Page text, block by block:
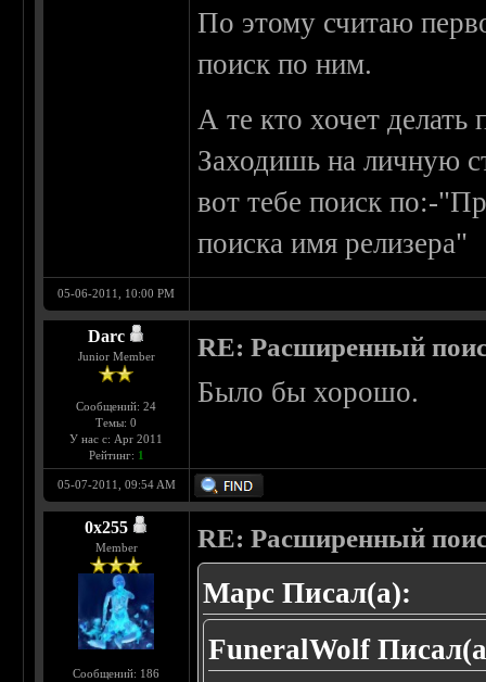
По этому считаю
поиск по ним.
А те кто хочет
Заходишь на личную
вот тебе поиск по:-
поиска имя релизера"
05-06-2011, 10:00 PM
Darc
Junior Member
Сообщений: 24
Темы: 0
У нас с: Apr 2011
Рейтинг: 1
RE: Расширенный
Было бы хорошо.
05-07-2011, 09:54 AM
0х255
Member
Сообщений: 186
RE: Расширенный
Марс Писал(а):
FuneralWolf